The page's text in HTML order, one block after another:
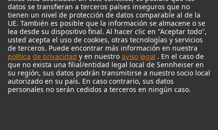
Audio Interface